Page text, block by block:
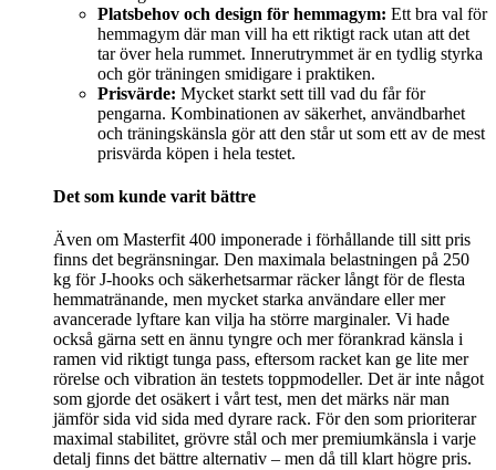
Platsbehov och design för hemmagym: Ett bra val för
hemmagym där man vill ha ett riktigt rack utan att det
tar över hela rummet. Innerutrymmet är en tydlig styrka
och gör träningen smidigare i praktiken.
Prisvärde: Mycket starkt sett till vad du får för
pengarna. Kombinationen av säkerhet, användbarhet
och träningskänsla gör att den står ut som ett av de mest
prisvärda köpen i hela testet.
Det som kunde varit bättre
Även om Masterfit 400 imponerade i förhållande till sitt pris
finns det begränsningar. Den maximala belastningen på 250
kg för J-hooks och säkerhetsarmar räcker långt för de flesta
hemmatränande, men mycket starka användare eller mer
avancerade lyftare kan vilja ha större marginaler. Vi hade
också gärna sett en ännu tyngre och mer förankrad känsla i
ramen vid riktigt tunga pass, eftersom racket kan ge lite mer
rörelse och vibration än testets toppmodeller. Det är inte något
som gjorde det osäkert i vårt test, men det märks när man
jämför sida vid sida med dyrare rack. För den som prioriterar
maximal stabilitet, grövre stål och mer premiumkänsla i varje
detalj finns det bättre alternativ – men då till klart högre pris.